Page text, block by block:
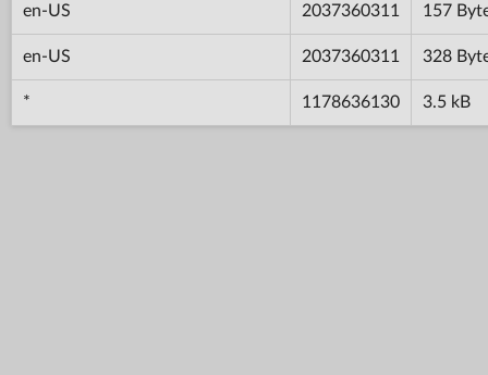
en-US 2037360311 157
en-US 2037360311 328
* 1178636130 3.5 kB